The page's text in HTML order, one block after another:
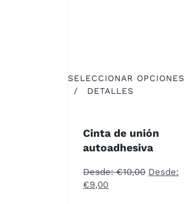
SELECCIONAR OPCIONES
ESTE
MÚLTIPLES
VARIANTES.
LAS
OPCIONES
PUEDEN
/ DETALLES
Cinta de unión
autoadhesiva
Desde:€10,00 Desde:
€9,00